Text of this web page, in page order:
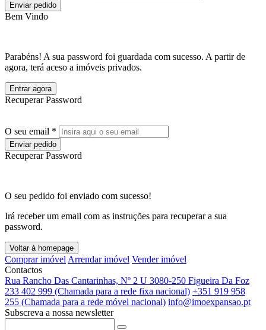
Enviar pedido
Bem Vindo
Parabéns! A sua password foi guardada com sucesso. A partir de
agora, terá aceso a imóveis privados.
Entrar agora
Recuperar Password
O seu email *
Enviar pedido
Recuperar Password
O seu pedido foi enviado com sucesso!
Irá receber um email com as instruções para recuperar a sua
password.
Voltar à homepage
Comprar imóvel Arrendar imóvel Vender imóvel
Contactos
Rua Rancho Das Cantarinhas, Nº 2 U 3080-250 Figueira Da Foz
233 402 999 (Chamada para a rede fixa nacional) +351 919 958
255 (Chamada para a rede móvel nacional) info@imoexpansao.pt
Subscreva a nossa newsletter